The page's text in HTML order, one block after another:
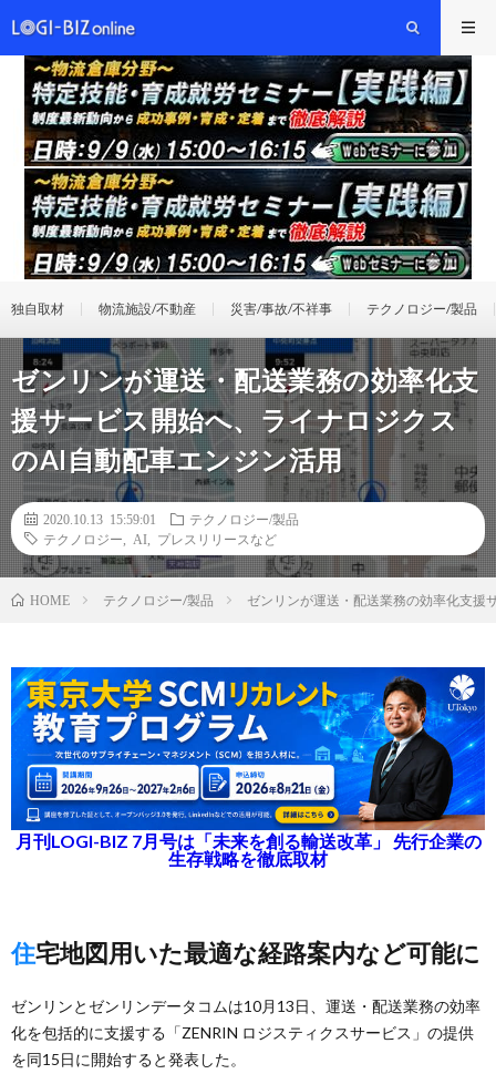
独自取材 物流施設/不動産 災害/事故/不祥事 テクノロジー/製品
ゼンリンが運送・配送業務の効率化支
援サービス開始へ、ライナロジクス
のAI自動配車エンジン活用
2020.10.13 15:59:01
テクノロジー/製品
テクノロジー
AI プレスリリースなど
HOME テクノロジー/製品 ゼンリンが運送・配送業務の効率化支援
月刊LOGI-BIZ 7月号は「未来を創る輸送改革」 先行企業の
生存戦略を徹底取材
住宅地図用いた最適な経路案内など可能に
ゼンリンとゼンリンデータコムは10月13日、運送・配送業務の効率
化を包括的に支援する「ZENRIN ロジスティクスサービス」の提供
を同15日に開始すると発表した。